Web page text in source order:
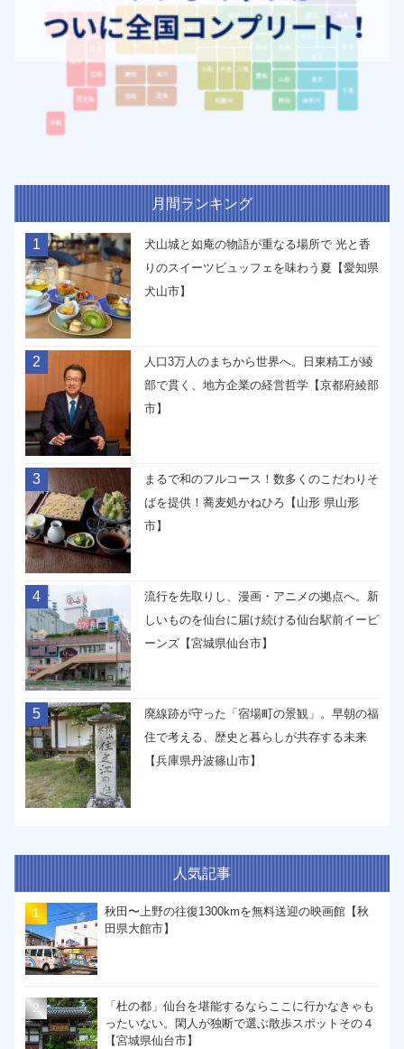
月間ランキング
1
犬山城と如庵の物語が重なる場所で 光と香
りのスイーツビュッフェを味わう夏【愛知県
犬山市】
2
人口3万人のまちから世界へ。日東精工が綾
部で貫く、地方企業の経営哲学【京都府綾部
市】
3
まるで和のフルコース！数多くのこだわりそ
ばを提供！蕎麦処かねひろ【山形 県山形
市】
4
流行を先取りし、漫画・アニメの拠点へ。新
しいものを仙台に届け続ける仙台駅前イービ
ーンズ【宮城県仙台市】
5
廃線跡が守った「宿場町の景観」。早朝の福
住で考える、歴史と暮らしが共存する未来
【兵庫県丹波篠山市】
人気記事
秋田〜上野の往復1300kmを無料送迎の映画館【秋
田県大館市】
「杜の都」仙台を堪能するならここに行かなきゃも
ったいない。閑人が独断で選ぶ散歩スポットその４
【宮城県仙台市】